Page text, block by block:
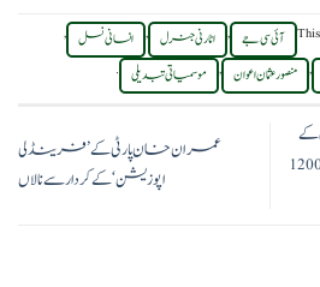
آئی سی جے , اٹارنی جنرل , انسانی نسل ,
, منصور عثمان اعوان , موسمیاتی تبدیلی .
کی واپسی، انڈیکس میں 1200
عمران خان پارٹی کے ’فرینڈلی
اپوزیشن‘ کے کردار سے نالاں